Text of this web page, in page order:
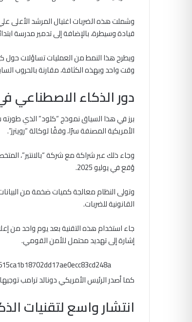
وشملت هذه الضربات اغتيال المرشد الأعلى
قيادة وسيطرة، بالإضافة إلى تدمير مدرسة
ويطرح هذا النمط من العمليات تساؤلات حول
وقت واحد وبهذه الكثافة، مقارنة بالحروب
دور الذكاء الاصطناعي
برز في هذا السياق نموذج “كلود” الذي
الأمريكية المصنفة سرًا، وفقًا لوكالة “رويترز”.
وُقع في يوليو 2025.
وتولى النظام معالجة كميات ضخمة من البيانات
القانونية للضربات.
جاء استخدام هذه التقنية بعد يوم واحد من
إشارة إلى تهديد محتمل للأمن القومي.
كما أصدر الرئيس الأمريكي دونالد ترامب
انتشار واسع لتقنيات